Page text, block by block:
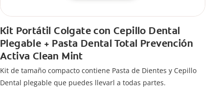
Kit Portátil Colgate con Cepillo Dental
Plegable + Pasta Dental Total Prevención
Activa Clean Mint
Kit de tamaño compacto contiene Pasta de Dientes y Cepillo
Dental plegable que puedes llevarl a todas partes.